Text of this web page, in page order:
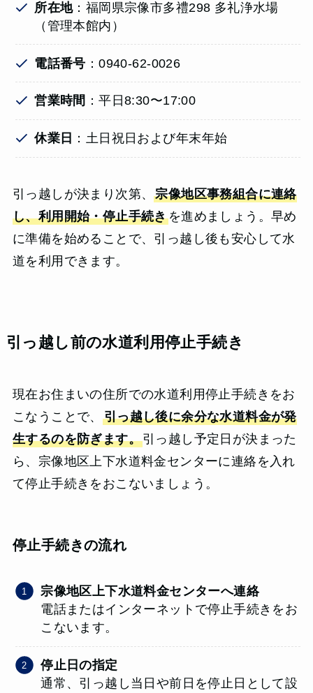
所在地：福岡県宗像市多禮298 多礼浄水場
（管理本館内）
電話番号 ：0940-62-0026
営業時間 ：平日8:30〜17:00
休業日 ：土日祝日および年末年始
引っ越しが決まり次第、宗像地区事務組合に連絡
し、利用開始・停止手続きを進めましょう。早め
に準備を始めることで、引っ越し後も安心して水
道を利用できます。
引っ越し前の水道利用停止手続き
現在お住まいの住所での水道利用停止手続きをお
こなうことで、 引っ越し後に余分な水道料金が発
生するのを防ぎます。引っ越し予定日が決まった
ら、宗像地区上下水道料金センターに連絡を入れ
て停止手続きをおこないましょう。
停止手続きの流れ
宗像地区上下水道料金センターへ連絡
電話またはインターネットで停止手続きをお
こないます。
停止日の指定
通常、引っ越し当日や前日を停止日として設